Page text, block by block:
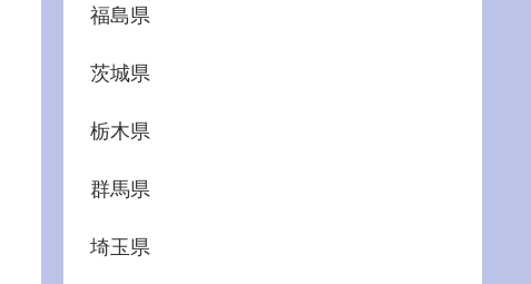
福島県
茨城県
栃木県
群馬県
埼玉県